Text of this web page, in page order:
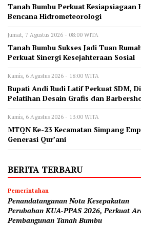
Tanah Bumbu Perkuat Kesiapsiagaan
Bencana Hidrometeorologi
Jumat, 7 Agustus 2026 - 08:00 WITA
Tanah Bumbu Sukses Jadi Tuan
Perkuat Sinergi Kesejahteraan Sosial
Kamis, 6 Agustus 2026 - 18:00 WITA
Bupati Andi Rudi Latif Perkuat SDM,
Pelatihan Desain Grafis dan
Kamis, 6 Agustus 2026 - 13:00 WITA
MTQN Ke-23 Kecamatan Simpang
Generasi Qur’ani
BERITA TERBARU
Pemerintahan
Penandatanganan Nota Kesepakatan
Perubahan KUA-PPAS 2026, Perkuat
Pembangunan Tanah Bumbu